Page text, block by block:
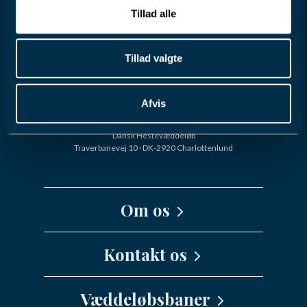
Tillad alle
Tillad valgte
Afvis
Dansk Hestevæddeløb
Traverbanevej 10 · DK-2920 Charlottenlund
Om os
Kontakt os
Væddeløbsbaner